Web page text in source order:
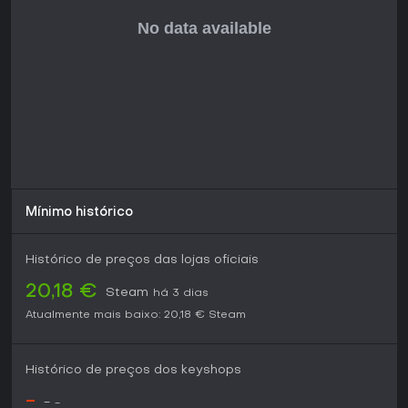
Mínimo histórico
Histórico de preços das lojas oficiais
20,18 € Steam
há 3 dias
Atualmente mais baixo: 20,18 € Steam
Histórico de preços dos keyshops
- - -